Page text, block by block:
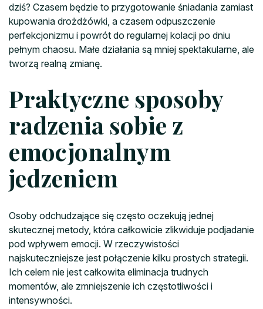
dziś? Czasem będzie to przygotowanie śniadania zamiast
kupowania drożdżówki, a czasem odpuszczenie
perfekcjonizmu i powrót do regularnej kolacji po dniu
pełnym chaosu. Małe działania są mniej spektakularne, ale
tworzą realną zmianę.
Praktyczne sposoby
radzenia sobie z
emocjonalnym
jedzeniem
Osoby odchudzające się często oczekują jednej
skutecznej metody, która całkowicie zlikwiduje podjadanie
pod wpływem emocji. W rzeczywistości
najskuteczniejsze jest połączenie kilku prostych strategii.
Ich celem nie jest całkowita eliminacja trudnych
momentów, ale zmniejszenie ich częstotliwości i
intensywności.